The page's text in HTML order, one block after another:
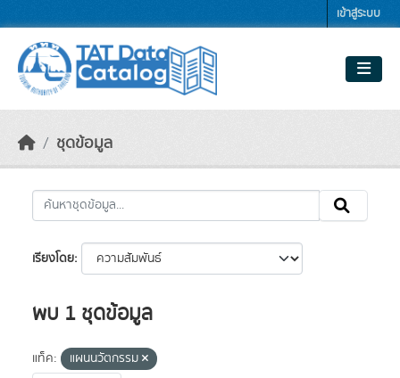
เข้าสู่ระบบ
ชุดข้อมูล
เรียงโดย
พบ 1 ชุดข้อมูล
แท็ค:
แผนนวัตกรรม